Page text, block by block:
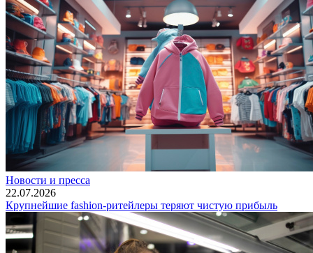
Новости и пресса
22.07.2026
Крупнейшие fashion-ритейлеры теряют чистую прибыль